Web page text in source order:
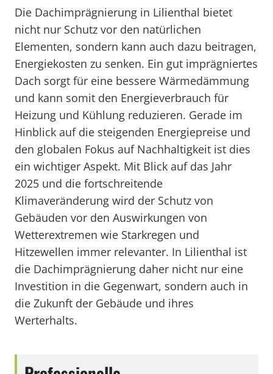
Die Dachimprägnierung in Lilienthal bietet
nicht nur Schutz vor den natürlichen
Elementen, sondern kann auch dazu beitragen,
Energiekosten zu senken. Ein gut imprägniertes
Dach sorgt für eine bessere Wärmedämmung
und kann somit den Energieverbrauch für
Heizung und Kühlung reduzieren. Gerade im
Hinblick auf die steigenden Energiepreise und
den globalen Fokus auf Nachhaltigkeit ist dies
ein wichtiger Aspekt. Mit Blick auf das Jahr
2025 und die fortschreitende
Klimaveränderung wird der Schutz von
Gebäuden vor den Auswirkungen von
Wetterextremen wie Starkregen und
Hitzewellen immer relevanter. In Lilienthal ist
die Dachimprägnierung daher nicht nur eine
Investition in die Gegenwart, sondern auch in
die Zukunft der Gebäude und ihres
Werterhalts.